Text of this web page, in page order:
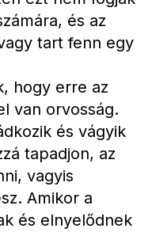
és az
tart fenn egy
hogy erre az
van orvosság.
és vágyik
tapadjon, az
vagyis
Amikor a
és elnyelődnek